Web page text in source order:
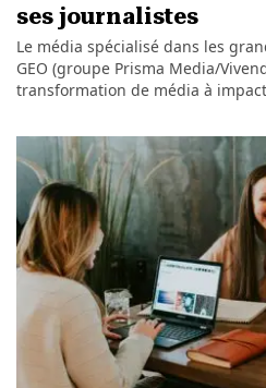
ses journalistes
Le média spécialisé dans les
GEO (groupe Prisma Media/
transformation de média à